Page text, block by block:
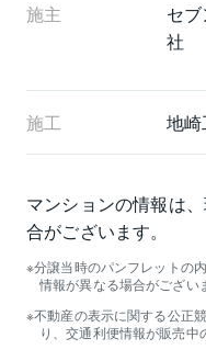
施主
セ
社
施工 地
マンションの情報は
合がございます。
分譲当時のパンフレットの
情報が異なる場合がござい
不動産の表示に関する公正
り、交通利便情報が販売中